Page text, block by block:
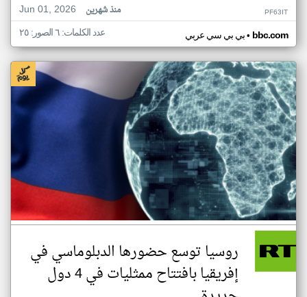
Jun 01, 2026
منذ شهرين PF63IT
بي بي سي عربي• bbc.com عدد الكلمات: ٦ الصور: ٢٥
روسيا توسع حضورها الدبلوماسي في
إفريقيا بافتتاح ممثليات في 4 دول